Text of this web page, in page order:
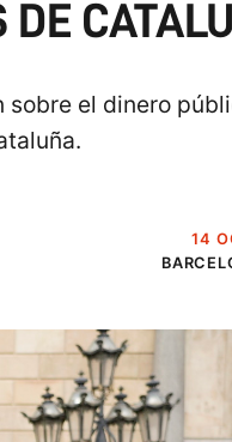
DE
sobre el dinero
14